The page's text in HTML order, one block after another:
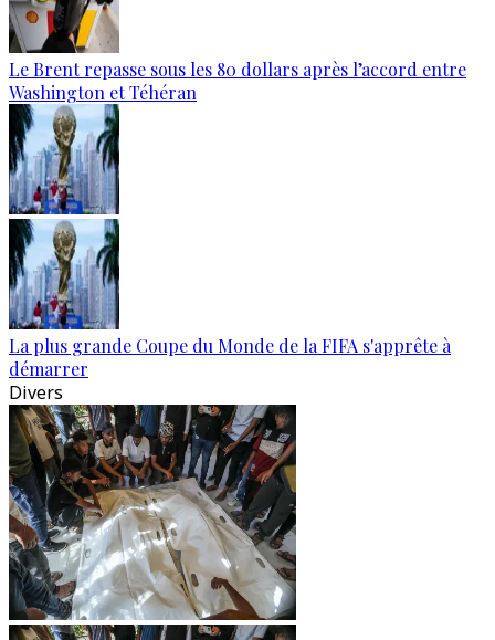
Le Brent repasse sous les 80 dollars après l’accord entre
Washington et Téhéran
La plus grande Coupe du Monde de la FIFA s'apprête à
démarrer
Divers